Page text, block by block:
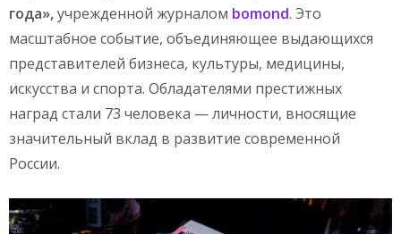
года»,учрежденной журналом bomond. Это
масштабное событие, объединяющее выдающихся
представителей бизнеса, культуры, медицины,
искусства и спорта. Обладателями престижных
наград стали 73 человека — личности, вносящие
значительный вклад в развитие современной
России.